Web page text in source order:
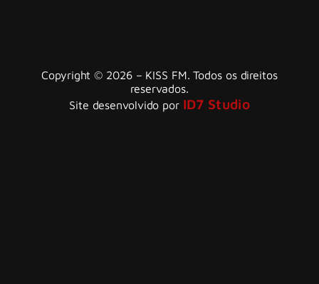
Copyright © 2026 – KISS FM. Todos os direitos
reservados.
Site desenvolvido por ID7 Studio